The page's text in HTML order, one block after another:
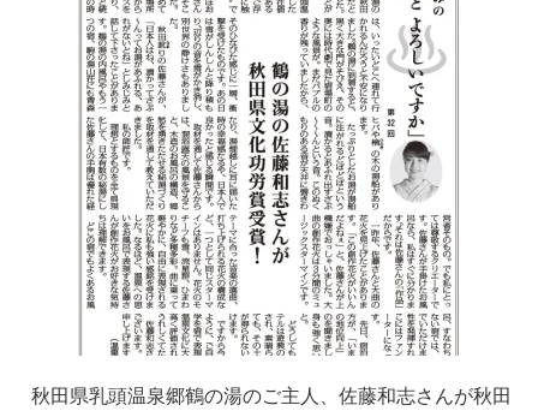
秋田県乳頭温泉郷鶴の湯のご主人、佐藤和志さんが秋田